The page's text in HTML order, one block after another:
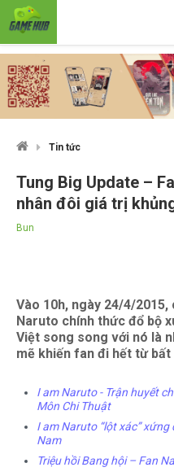
Tin tức
Tung Big Update –
nhân đôi giá trị
Bun
Vào 10h, ngày 24/4/
Naruto chính thức đổ bộ
Việt song song với nó là
mẽ khiến fan đi hết từ
I am Naruto - Trận huyết
Môn Chi Thuật
I am Naruto “lột xác”
Nam
Triệu hồi Bang hội – Fan